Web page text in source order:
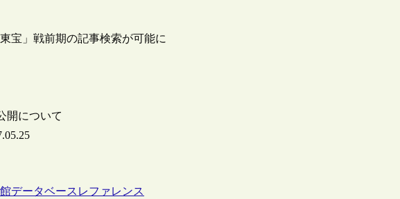
宝」戦前期の記事検索が可能に
開について
データベース レファレンス